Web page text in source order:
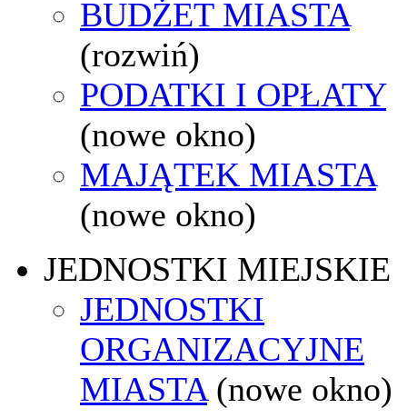
BUDŻET MIASTA
(rozwiń)
PODATKI I OPŁATY
(nowe okno)
MAJĄTEK MIASTA
(nowe okno)
JEDNOSTKI MIEJSKIE
JEDNOSTKI
ORGANIZACYJNE
MIASTA (nowe okno)